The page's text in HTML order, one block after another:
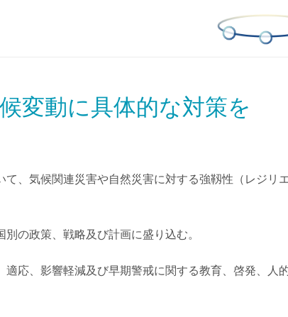
変動に具体的な対策を
て、気候関連災害や自然災害に対する強靱性（レジリ
の政策、戦略及び計画に盛り込む。
適応、影響軽減及び早期警戒に関する教育、啓発、人